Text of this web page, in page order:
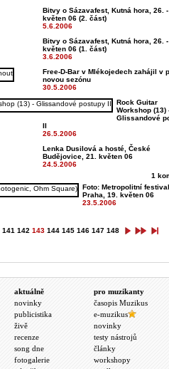
Bitvy o Sázavafest, Kutná hora, 26. -
květen 06 (2. část)
5.6.2006
Bitvy o Sázavafest, Kutná hora, 26. -
květen 06 (1. část)
3.6.2006
Free-D-Bar v Mlékojedech zahájil v
novou sezónu
30.5.2006
Rock Guitar
Workshop (13)
Glissandové
II
26.5.2006
Lenka Dusilová a hosté, České
Budějovice, 21. květen 06
24.5.2006
1
Foto: Metropolitní festival,
Praha, 19. květen 06
23.5.2006
141 142 143 144 145 146 147 148
aktuálně
novinky
publicistika
živě
recenze
song dne
fotogalerie
pro muzikanty
časopis Muzikus
e-muzikus
novinky
testy nástrojů
články
workshopy